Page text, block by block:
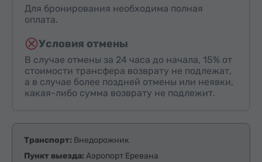
Для бронирования необходима полная
оплата.
Условия отмены
В случае отмены за 24 часа до начала, 15% от
стоимости трансфера возврату не подлежат,
а в случае более поздней отмены или неявки,
какая-либо сумма возврату не подлежит.
Транспорт: Внедорожник
Пункт выезда: Аэропорт Еревана